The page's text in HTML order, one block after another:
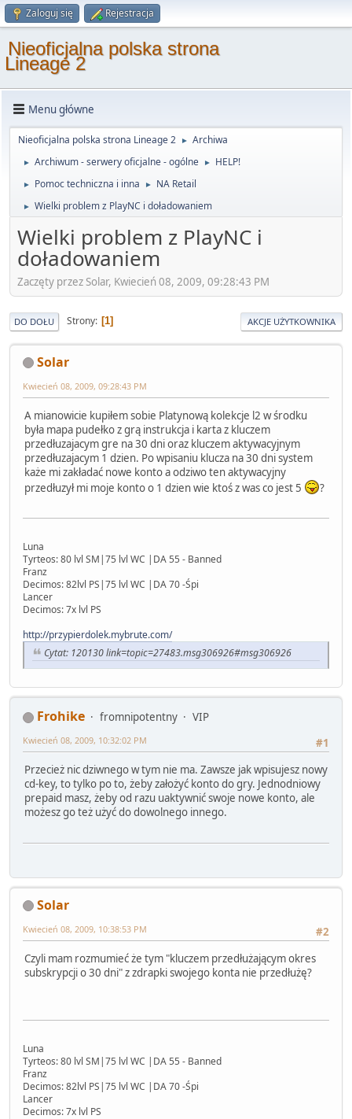
Zaloguj się Rejestracja
Nieoficjalna polska strona
Lineage 2
Menu główne
Nieoficjalna polska strona Lineage 2 ► Archiwa
► Archiwum - serwery oficjalne - ogólne ► HELP!
► Pomoc techniczna i inna ► NA Retail
► Wielki problem z PlayNC i doładowaniem
Wielki problem z PlayNC i
doładowaniem
Zaczęty przez Solar, Kwiecień 08, 2009, 09:28:43 PM
DO DOŁU Strony 1 AKCJE UŻYTKOWNIKA
Solar
Kwiecień 08, 2009, 09:28:43 PM
A mianowicie kupiłem sobie Platynową kolekcje l2 w środku
była mapa pudełko z grą instrukcja i karta z kluczem
przedłuzajacym gre na 30 dni oraz kluczem aktywacyjnym
przedłuzajacym 1 dzien. Po wpisaniu klucza na 30 dni system
każe mi zakładać nowe konto a odziwo ten aktywacyjny
przedłuzył mi moje konto o 1 dzien wie ktoś z was co jest 5
?
Luna
Tyrteos: 80 lvl SM|75 lvl WC |DA 55 - Banned
Franz
Decimos: 82lvl PS|75 lvl WC |DA 70 -Śpi
Lancer
Decimos: 7x lvl PS
http://przypierdolek.mybrute.com/
Cytat: 120130 link=topic=27483.msg306926#msg306926
Frohike fromnipotentny
VIP
#1
Kwiecień 08, 2009, 10:32:02 PM
Przecież nic dziwnego w tym nie ma. Zawsze jak wpisujesz nowy
cd-key, to tylko po to, żeby założyć konto do gry. Jednodniowy
prepaid masz, żeby od razu uaktywnić swoje nowe konto, ale
możesz go też użyć do dowolnego innego.
Solar
#2
Kwiecień 08, 2009, 10:38:53 PM
Czyli mam rozmumieć że tym "kluczem przedłużającym okres
subskrypcji o 30 dni" z zdrapki swojego konta nie przedłużę?
Luna
Tyrteos: 80 lvl SM|75 lvl WC |DA 55 - Banned
Franz
Decimos: 82lvl PS|75 lvl WC |DA 70 -Śpi
Lancer
Decimos: 7x lvl PS